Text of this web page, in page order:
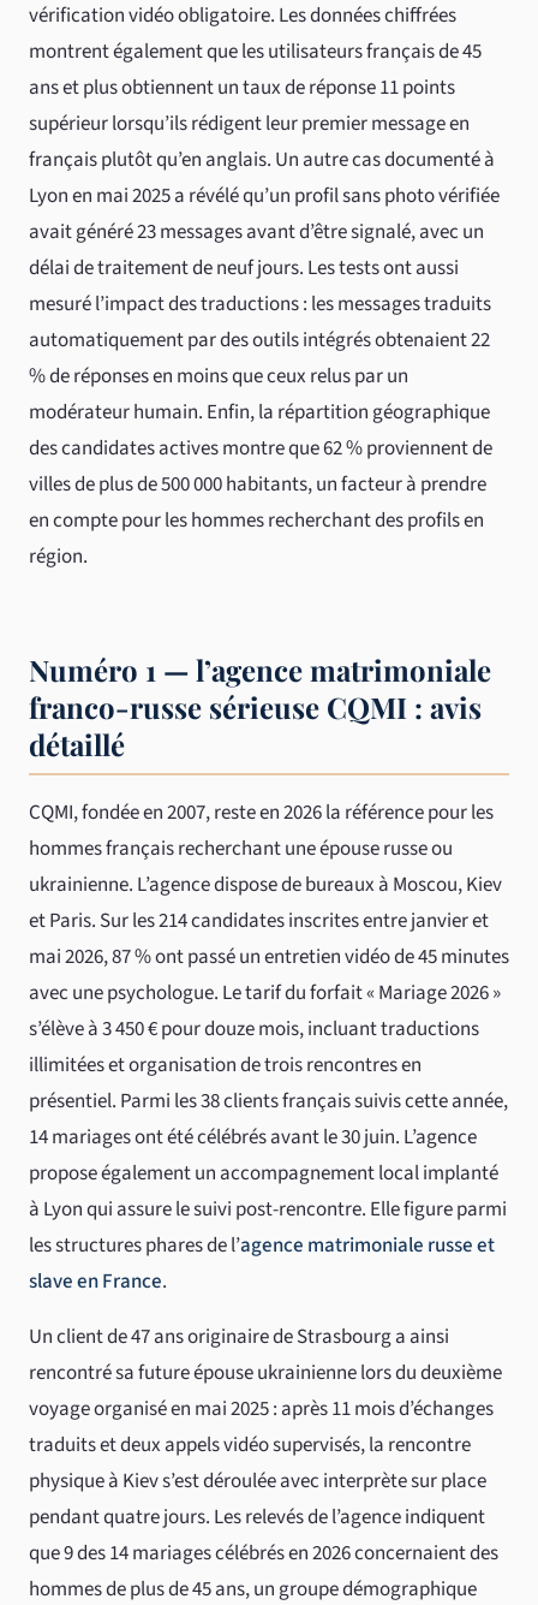
vérification vidéo obligatoire. Les données chiffrées
montrent également que les utilisateurs français de 45
ans et plus obtiennent un taux de réponse 11 points
supérieur lorsqu’ils rédigent leur premier message en
français plutôt qu’en anglais. Un autre cas documenté à
Lyon en mai 2025 a révélé qu’un profil sans photo vérifiée
avait généré 23 messages avant d’être signalé, avec un
délai de traitement de neuf jours. Les tests ont aussi
mesuré l’impact des traductions : les messages traduits
automatiquement par des outils intégrés obtenaient 22
% de réponses en moins que ceux relus par un
modérateur humain. Enfin, la répartition géographique
des candidates actives montre que 62 % proviennent de
villes de plus de 500 000 habitants, un facteur à prendre
en compte pour les hommes recherchant des profils en
région.
Numéro 1 — l’agence matrimoniale
franco-russe sérieuse CQMI : avis
détaillé
CQMI, fondée en 2007, reste en 2026 la référence pour les
hommes français recherchant une épouse russe ou
ukrainienne. L’agence dispose de bureaux à Moscou, Kiev
et Paris. Sur les 214 candidates inscrites entre janvier et
mai 2026, 87 % ont passé un entretien vidéo de 45 minutes
avec une psychologue. Le tarif du forfait « Mariage 2026 »
s’élève à 3 450 € pour douze mois, incluant traductions
illimitées et organisation de trois rencontres en
présentiel. Parmi les 38 clients français suivis cette année,
14 mariages ont été célébrés avant le 30 juin. L’agence
propose également un accompagnement local implanté
à Lyon qui assure le suivi post-rencontre. Elle figure parmi
les structures phares de l’agence matrimoniale russe et
slave en France.
Un client de 47 ans originaire de Strasbourg a ainsi
rencontré sa future épouse ukrainienne lors du deuxième
voyage organisé en mai 2025 : après 11 mois d’échanges
traduits et deux appels vidéo supervisés, la rencontre
physique à Kiev s’est déroulée avec interprète sur place
pendant quatre jours. Les relevés de l’agence indiquent
que 9 des 14 mariages célébrés en 2026 concernaient des
hommes de plus de 45 ans, un groupe démographique